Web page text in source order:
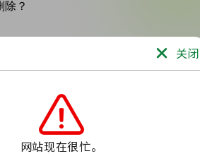
关闭
网站现在很忙。